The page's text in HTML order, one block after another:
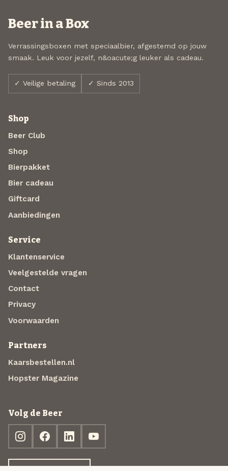
Beer in a Box
Verrassingsboxen met speciaalbier, afgestemd op jouw
smaak. Leuk voor jezelf, n&oacute;g leuker als cadeau.
✓ Veilige betaling ✓ Sinds 2013
Shop
Beer Club
Shop
Bierpakket
Bier cadeau
Giftcard
Aanbiedingen
Service
Klantenservice
Veelgestelde vragen
Contact
Privacy
Voorwaarden
Partners
Kaarsbestellen.nl
Hopster Magazine
Volg de Beer